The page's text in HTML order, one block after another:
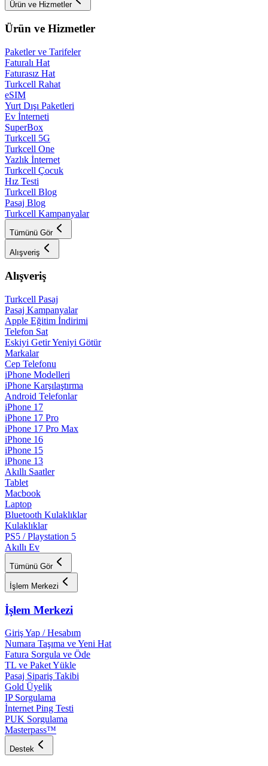
Ürün ve Hizmetler
Ürün ve Hizmetler
Paketler ve Tarifeler
Faturalı Hat
Faturasız Hat
Turkcell Rahat
eSIM
Yurt Dışı Paketleri
Ev İnterneti
SuperBox
Turkcell 5G
Turkcell One
Yazlık İnternet
Turkcell Çocuk
Hız Testi
Turkcell Blog
Pasaj Blog
Turkcell Kampanyalar
Tümünü Gör
Alışveriş
Alışveriş
Turkcell Pasaj
Pasaj Kampanyalar
Apple Eğitim İndirimi
Telefon Sat
Eskiyi Getir Yeniyi Götür
Markalar
Cep Telefonu
iPhone Modelleri
iPhone Karşılaştırma
Android Telefonlar
iPhone 17
iPhone 17 Pro
iPhone 17 Pro Max
iPhone 16
iPhone 15
iPhone 13
Akıllı Saatler
Tablet
Macbook
Laptop
Bluetooth Kulaklıklar
Kulaklıklar
PS5 / Playstation 5
Akıllı Ev
Tümünü Gör
İşlem Merkezi
İşlem Merkezi
Giriş Yap / Hesabım
Numara Taşıma ve Yeni Hat
Fatura Sorgula ve Öde
TL ve Paket Yükle
Pasaj Sipariş Takibi
Gold Üyelik
IP Sorgulama
İnternet Ping Testi
PUK Sorgulama
Masterpass™
Destek